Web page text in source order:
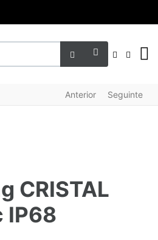
Anterior Seguinte
CRISTAL
IP68